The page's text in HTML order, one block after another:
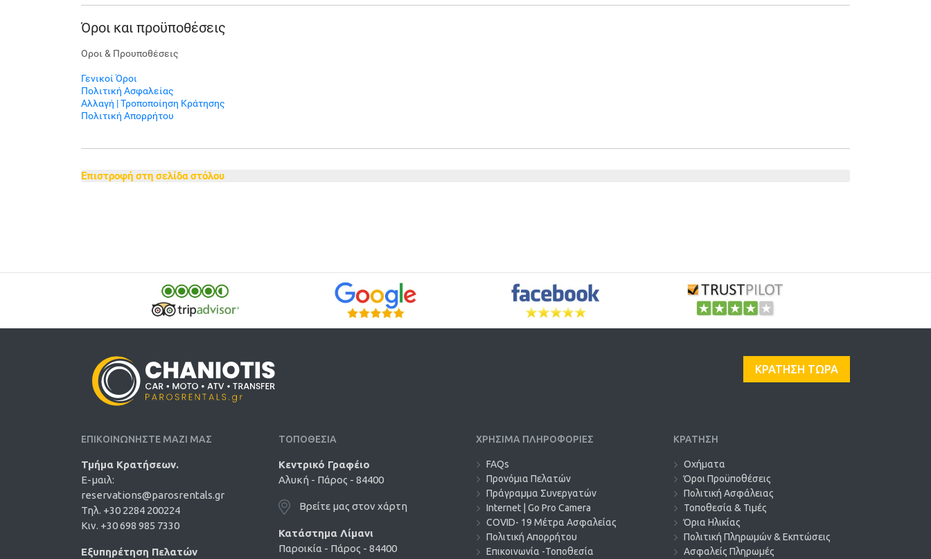
Όροι και προϋποθέσεις
Οροι & Προυποθέσεις
Γενικοί Όροι
Πολιτική Ασφαλείας
Αλλαγή | Τροποποίηση Κράτησης
Πολιτική Απορρήτου
Επιστροφή στη σελίδα στόλου
ΚΡΑΤΗΣΗ ΤΩΡΑ
ΕΠΙΚΟΙΝΩΝΗΣΤΕ ΜΑΖΙ ΜΑΣ
Τμήμα Κρατήσεων.
E-μαιλ:
reservations@parosrentals.gr
Τηλ. +30 2284 200224
Κιν. +30 698 985 7330
Εξυπηρέτηση Πελατών
ΤΟΠΟΘΕΣΙΑ
Κεντρικό Γραφέιο
Αλυκή - Πάρος - 84400
Βρείτε μας στον χάρτη
Κατάστημα Λίμανι
Παροικία - Πάρος - 84400
ΧΡΗΣΙΜΑ ΠΛΗΡΟΦΟΡΙΕΣ
FAQs
Προνόμια Πελατών
Πράγραμμα Συνεργατών
Internet | Go Pro Camera
COVID- 19 Μέτρα Ασφαλείας
Πολιτική Απορρήτου
Επικοινωνία -Τοποθεσία
ΚΡΑΤΗΣΗ
Οχήματα
Όροι Προϋποθέσεις
Πολιτική Ασφάλειας
Τοποθεσία & Τιμές
Όρια Ηλικίας
Πολιτική Πληρωμών & Εκπτώσεις
Ασφαλείς Πληρωμές